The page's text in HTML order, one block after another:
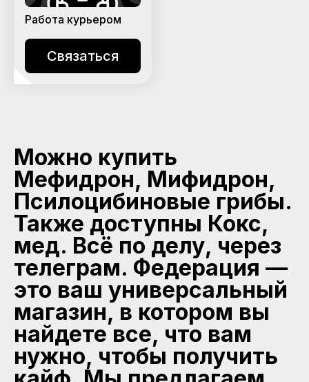
Работа курьером
Связаться
Можно купить
Мефидрон, Мифидрон,
Псилоцибиновые грибы.
Также доступны Кокс,
мед. Всё по делу, через
телеграм. Федерация —
это ваш универсальный
магазин, в котором вы
найдете все, что вам
нужно, чтобы получить